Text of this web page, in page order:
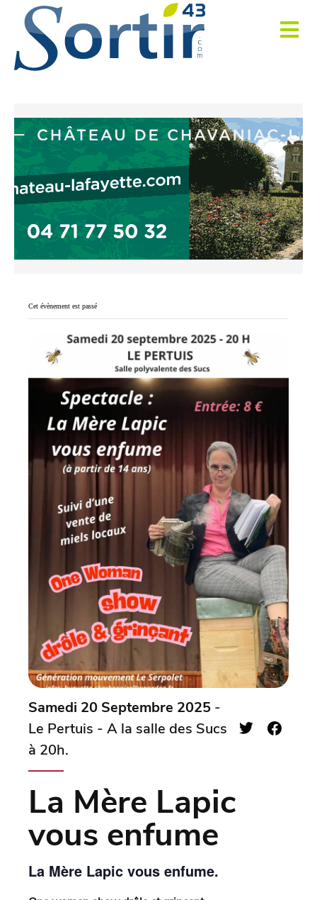
Cet évènement est passé
Samedi 20 Septembre 2025 -
Le Pertuis - A la salle des Sucs
à 20h.
La Mère Lapic
vous enfume
La Mère Lapic vous enfume.